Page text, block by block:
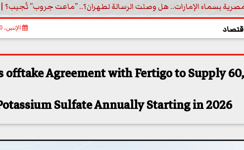
بسماء الإمارات.. هل وصلت الرسالة لطهران؟.. ”ماعت جروب” تُجيب؟
الإثنين، 20 أكتوبر 2025
offtake Agreement with Fertigo to Supply
Sulfate Annually Starting in 2026